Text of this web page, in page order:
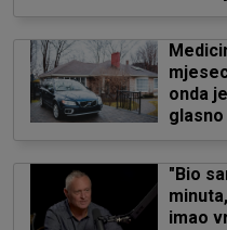
onda
"Bio
imao